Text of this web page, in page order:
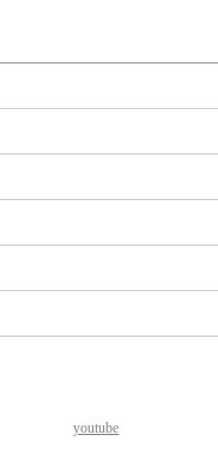
youtube